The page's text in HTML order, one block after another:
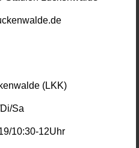
(LKK)
Sa
10:30-12Uhr